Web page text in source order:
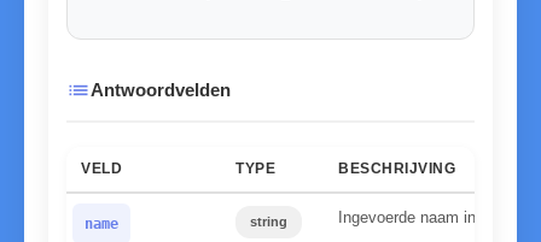
listAntwoordvelden
VELD TYPE BESCHRIJVING
name string Ingevoerde naam in kleine